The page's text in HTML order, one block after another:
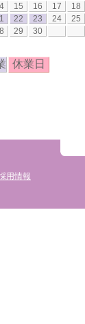
15 16 17 18
22 23 24 25
29 30
休業日
用情報